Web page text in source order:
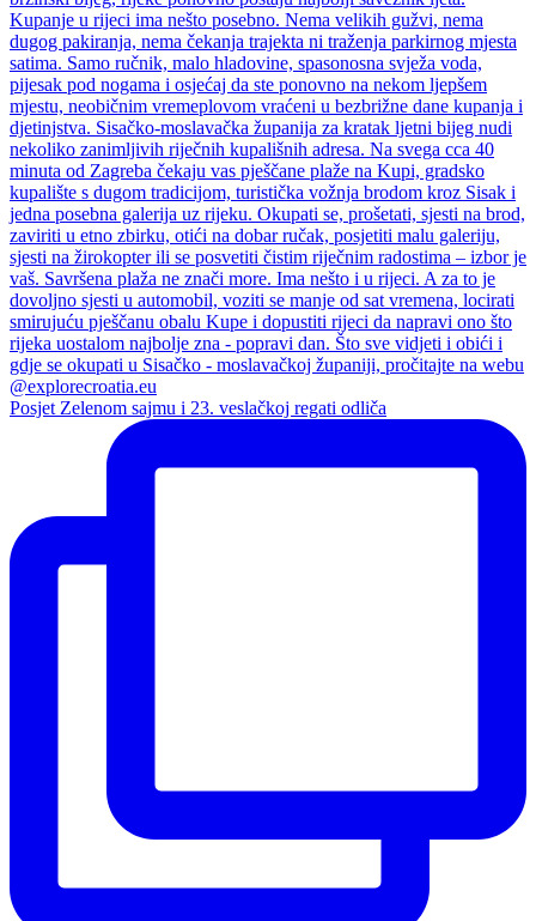
Posjet Zelenom sajmu i 23. veslačkoj regati odliča